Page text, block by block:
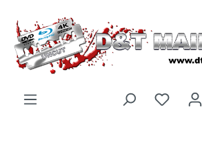
Zum Hauptinhalt springen
Du